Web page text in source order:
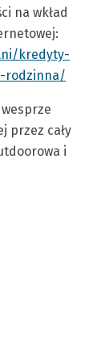
na wkład
kredyty-
rodzinna/
przez cały
i